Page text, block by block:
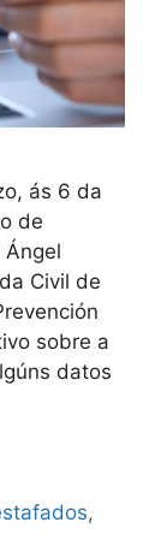
ás 6 da
de
Ángel
Civil de
sobre a
datos
,